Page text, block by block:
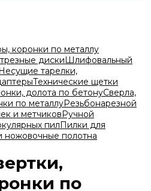
коронки по металлу
дискиШлифовальный
тарелки,
Технические щетки
долота по бетонуСверла,
по металлуРезьбонарезной
и метчиковРучной
пилПилки для
ножовочные полотна
по